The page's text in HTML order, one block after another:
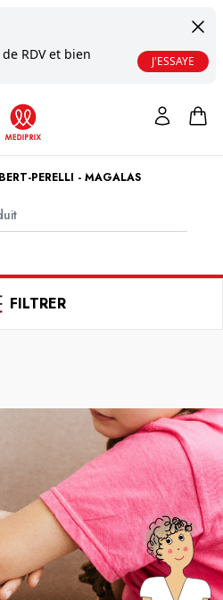
RDV et bien
J'ESSAYE
PERELLI - MAGALAS
FILTRER